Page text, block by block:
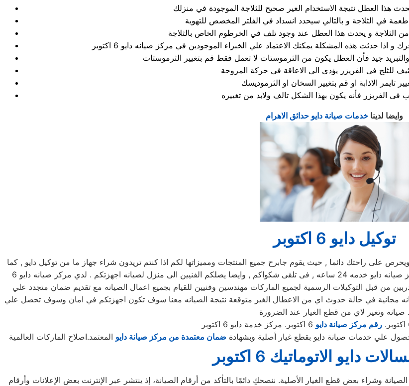
هذا العطل نتيجة الاستخدام الغير صحيح للثلاجة الموجودة في منزلك
للثلج فى الفريزر يؤدى الى الاعاقة فى حركة المروحة
وايضا لدينا خدمات صيانة دايو حدائق الاهرام
توكيل دايو 6 اكتوبر
على راحتك دائما , حيث يقوم جابرح جميع المنتجات ومميزاتها لكم اذا كنتم تريدون شراء جهاز ما من توكيل دايو , كما
يوجد فريق دعم فنى يقوم صيانه جميع الاجهزه الكهربائيه, كما توفر لكم مرلكز صيانه دايو خدمه 24 ساعه , فى تلقى شكواكم , وايضا يصلكم الفنيين الى منزل لصيانه اجهزتكم . لدي مركز صيانه دايو 6
من قبل التوكيلات الرسمية لجميع الماركات مهندسين وفنيين للقيام بجميع اعمال الصيانه مع تقديم ضمان متجدد علي
اكتوبر يضمن لكم حصولكم علي صيانه مجانية في حالة حدوث اي من الاعطال الغير متوقعة نتيجة الصيانه معنا سوف تكون اجهزتكم في امان وسوف تحصل علي
صيانه وتغير لاي من قطع الغيار عند الضرورة .
رقم مركز صيانة دايو
ضمان معتمدة من مركز صيانة دايو المعتمد.اصلاح الماركات العالمية
دايو الاتوماتيك 6 اكتوبر
وشراء بعض قطع الغيار الأصلية. ننصحكِ دائمًا بالتأكد من أرقام الصيانة، إذ ينتشر عبر الإنترنت بعض الإعلانات وأرقام